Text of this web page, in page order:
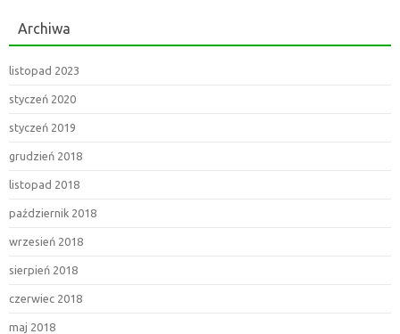
Archiwa
listopad 2023
styczeń 2020
styczeń 2019
grudzień 2018
listopad 2018
październik 2018
wrzesień 2018
sierpień 2018
czerwiec 2018
maj 2018